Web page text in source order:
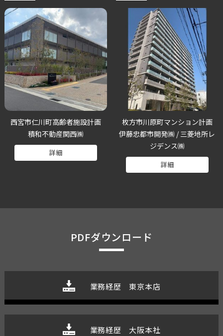
西宮市仁川町高齢者施設計画
積和不動産関西㈱
詳細
枚方市川原町マンション計画
伊藤忠都市開発㈱ / 三菱地所レ
ジデンス㈱
詳細
PDFダウンロード
業務経歴 東京本店
業務経歴 大阪本社